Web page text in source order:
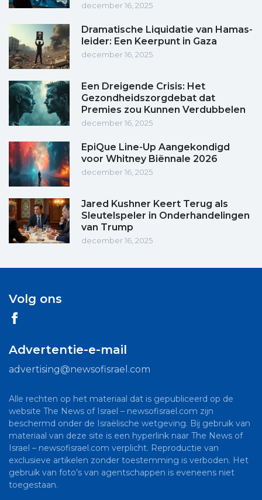
december 16, 2025
Dramatische Liquidatie van Hamas-
leider: Een Keerpunt in Gaza
december 16, 2025
Een Dreigende Crisis: Het
Gezondheidszorgdebat dat
Premies zou Kunnen Verdubbelen
december 16, 2025
EpiQue Line-Up Aangekondigd
voor Whitney Biënnale 2026
december 16, 2025
Jared Kushner Keert Terug als
Sleutelspeler in Onderhandelingen
van Trump
december 16, 2025
Volg ons
Advertentie-e-mail
advertising@newsofisrael.com
Alle rechten op het materiaal dat is gepubliceerd op de
website The News of Israel – newsofisrael.com zijn
beschermd onder de Israëlische wetgeving. Bij gebruik van
materiaal van deze site is een hyperlink naar The News of
Israel – newsofisrael.com verplicht. Reproductie van
exclusieve artikelen zonder toestemming is verboden. Het
gebruik van foto’s van agentschappen is eveneens niet
toegestaan.